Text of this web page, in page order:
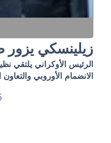
زيلينسكي يزور
الرئيس الأوكراني يلتقي
الانضمام الأوروبي